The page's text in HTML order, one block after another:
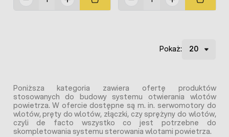
Pokaż:
Poniższa kategoria zawiera ofertę produktów
stosowanych do budowy systemu otwierania wlotów
powietrza. W ofercie dostępne są m. in. serwomotory do
wlotów, pręty do wlotów, złączki, czy sprężyny do wlotów,
czyli de facto wszystko co jest potrzebne do
skompletowania systemu sterowania wlotami powietrza.